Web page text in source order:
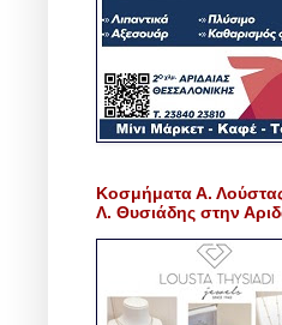
Κοσμήματα Α.
Λ. Θυσιάδης στην